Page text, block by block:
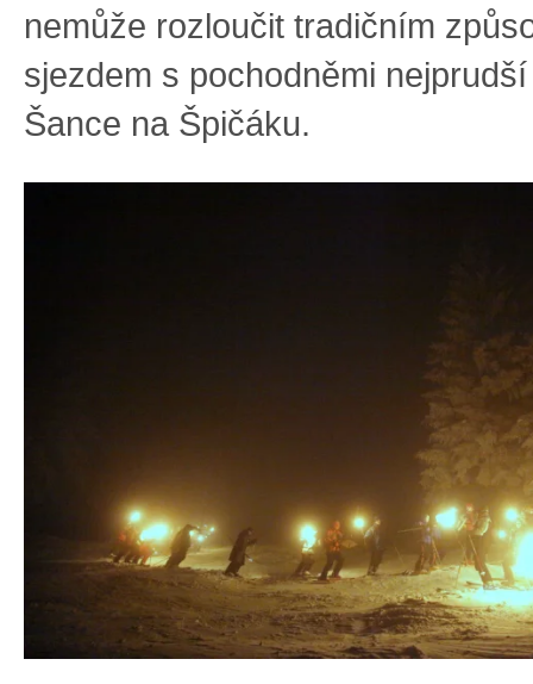
nemůže rozloučit tradičním
sjezdem s pochodněmi
Šance na Špičáku.